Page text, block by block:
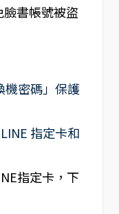
書帳號被盜
機密碼」保護
指定卡和
指定卡，下